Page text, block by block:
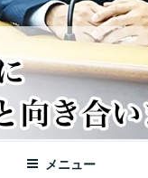
メニュー